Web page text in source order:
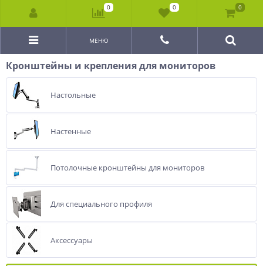
МЕНЮ
Кронштейны и крепления для мониторов
Настольные
Настенные
Потолочные кронштейны для мониторов
Для специального профиля
Аксессуары
0 0 0